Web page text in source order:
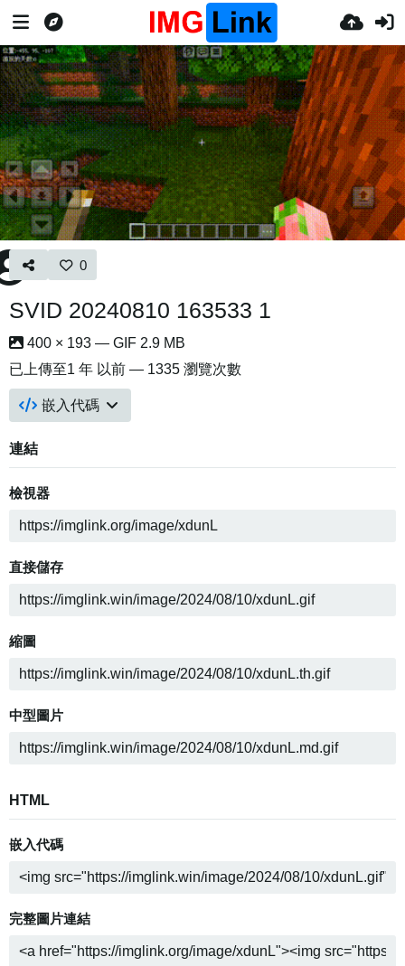
0
SVID 20240810 163533 1
400 × 193 — GIF 2.9 MB
已上傳至1 年 以前 — 1335 瀏覽次數
嵌入代碼
連結
檢視器
直接儲存
縮圖
中型圖片
HTML
嵌入代碼
完整圖片連結